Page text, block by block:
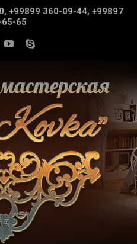
+99899 360-09-44, +99897
65